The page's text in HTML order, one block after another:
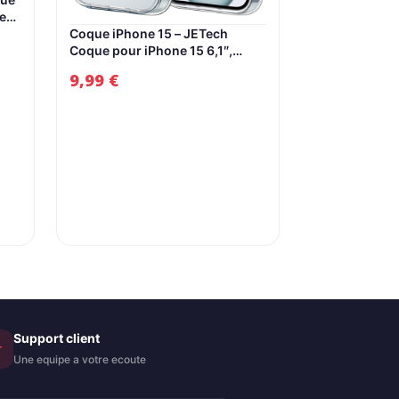
Coque iPhone 15 – JETech
Coque pour iPhone 15 6,1″,
Anti-Rayures, Coque Arrière
9,99 €
Support client
Une equipe a votre ecoute